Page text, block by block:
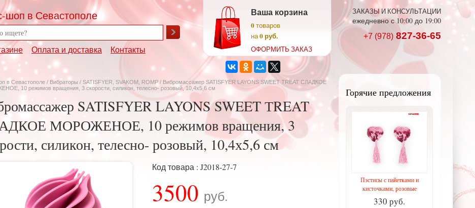
шоп в Севастополе
Оплата и доставка Контакты
Ваша корзина
0товаров
на0 руб.
ОФОРМИТЬ ЗАКАЗ
ЗАКАЗЫ И КОНСУЛЬТАЦИИ
ежедневно с 10:00 до 19:00
+7 (978) 827-36-65
в Севастополе / Вибраторы / SATISFYER, SVAKOM, ROMP / Вибромассажер SATISFYER LAYONS SWEET ТREAT СЛАДКОЕ
10 режимов вращения, 3 скорости, силикон, телесно- розовый, 10,4х5,6 см
SATISFYER LAYONS SWEET ТREAT
МОРОЖЕНОЕ, 10 режимов вращения, 3
силикон, телесно- розовый, 10,4х5,6 см
Код товара : J2018-27-7
3500 руб.
Горячие предложения
Пэстисы с пайетками и
кисточками, розовые
330 руб.